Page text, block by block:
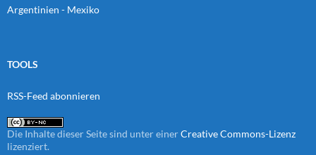
Argentinien - Mexiko
TOOLS
RSS-Feed abonnieren
Die Inhalte dieser Seite sind unter einerCreative Commons-Lizenz
lizenziert.